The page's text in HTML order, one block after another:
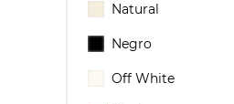
Natural
Negro
Off White